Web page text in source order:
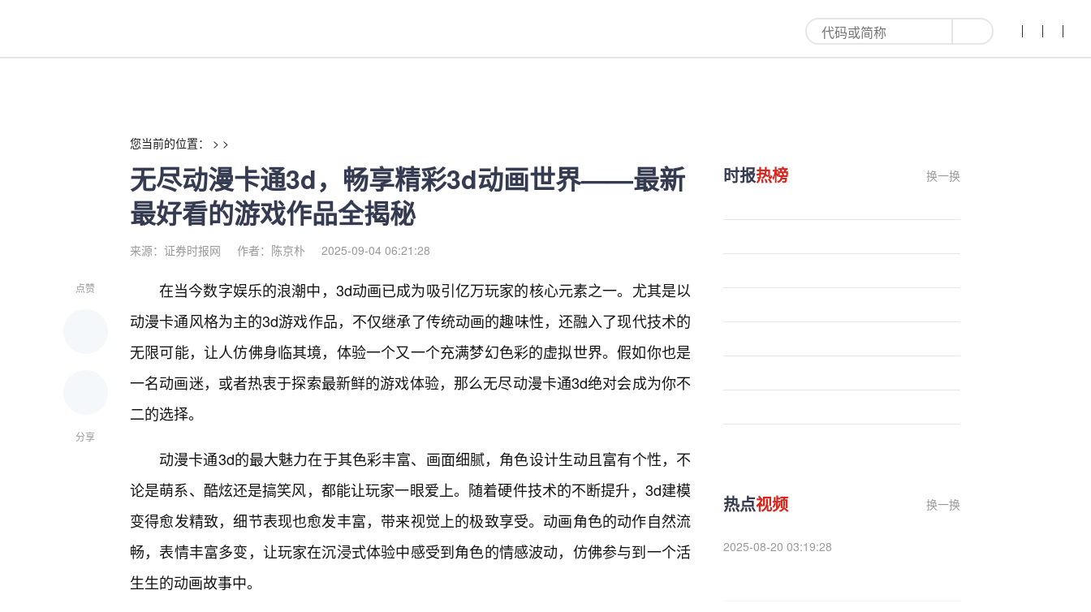
无尽动漫卡通3d，畅享精彩3d动画世界——最新最好看的游戏作品全揭秘-ag真人国际官网
您当前的位置： > >
无尽动漫卡通3d，畅享精彩3d动画世界——最新
最好看的游戏作品全揭秘
来源：证券时报网 作者：陈京朴 2025-09-04 06:21:28
点赞
分享
在当今数字娱乐的浪潮中，3d动画已成为吸引亿万玩家的核心元素之一。尤其是以
动漫卡通风格为主的3d游戏作品，不仅继承了传统动画的趣味性，还融入了现代技术的
无限可能，让人仿佛身临其境，体验一个又一个充满梦幻色彩的虚拟世界。假如你也是
一名动画迷，或者热衷于探索最新鲜的游戏体验，那么无尽动漫卡通3d绝对会成为你不
二的选择。
动漫卡通3d的最大魅力在于其色彩丰富、画面细腻，角色设计生动且富有个性，不
论是萌系、酷炫还是搞笑风，都能让玩家一眼爱上。随着硬件技术的不断提升，3d建模
变得愈发精致，细节表现也愈发丰富，带来视觉上的极致享受。动画角色的动作自然流
畅，表情丰富多变，让玩家在沉浸式体验中感受到角色的情感波动，仿佛参与到一个活
生生的动画故事中。
时报热榜 换一换
热点视频 换一换
2025-08-20 03:19:28